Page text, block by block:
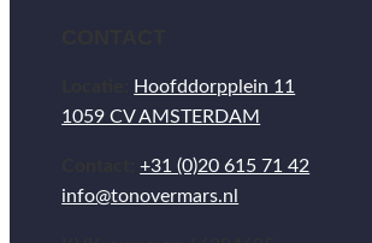
Hoofddorpplein 11
1059 CV AMSTERDAM
+31 (0)20 615 71 42
info@tonovermars.nl